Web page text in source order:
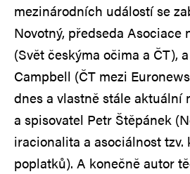
mezinárodních událostí se
Novotný, předseda Asociace
(Svět českýma očima a ČT),
Campbell (ČT mezi
dnes a vlastně stále aktuální
a spisovatel Petr Štěpánek
iracionalita a asociálnost tzv.
poplatků). A konečně autor